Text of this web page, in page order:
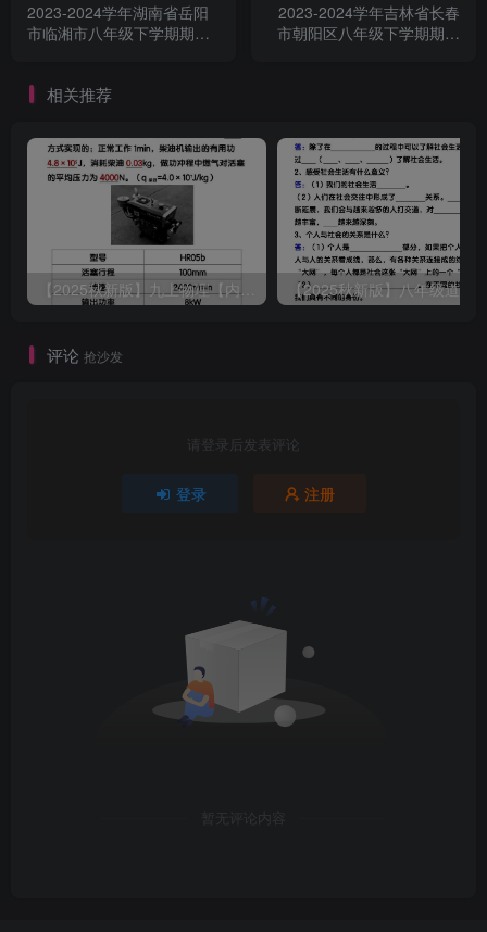
2023-2024学年湖南省岳阳
市临湘市八年级下学期期末
2023-2024学年吉林省长春
市朝阳区八年级下学期期末
相关推荐
【2025秋新版】九上物理【内能】必刷易错题
评论 抢沙发
请登录后发表评论
登录 注册
暂无评论内容